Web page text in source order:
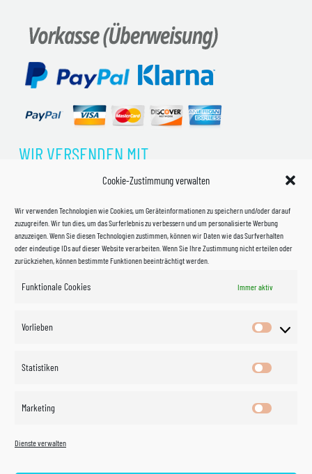
Cookie-Zustimmung verwalten
Wir verwenden Technologien wie Cookies, um Geräteinformationen zu speichern und/oder darauf
zuzugreifen. Wir tun dies, um das Surferlebnis zu verbessern und um personalisierte Werbung
anzuzeigen. Wenn Sie diesen Technologien zustimmen, können wir Daten wie das Surfverhalten
oder eindeutige IDs auf dieser Website verarbeiten. Wenn Sie Ihre Zustimmung nicht erteilen oder
zurückziehen, können bestimmte Funktionen beeinträchtigt werden.
Funktionale Cookies Immer aktiv
Vorlieben
Vorlieben
Statistiken
Marketing
Dienste verwalten
WIR VERSENDEN MIT
©